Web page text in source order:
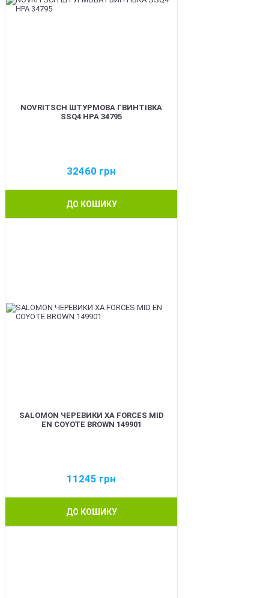
NOVRITSCH ШТУРМОВА ГВИНТІВКА
SSQ4 HPA 34795
32460 грн
ДО КОШИКУ
SALOMON ЧЕРЕВИКИ XA FORCES MID
EN COYOTE BROWN 149901
11245 грн
ДО КОШИКУ